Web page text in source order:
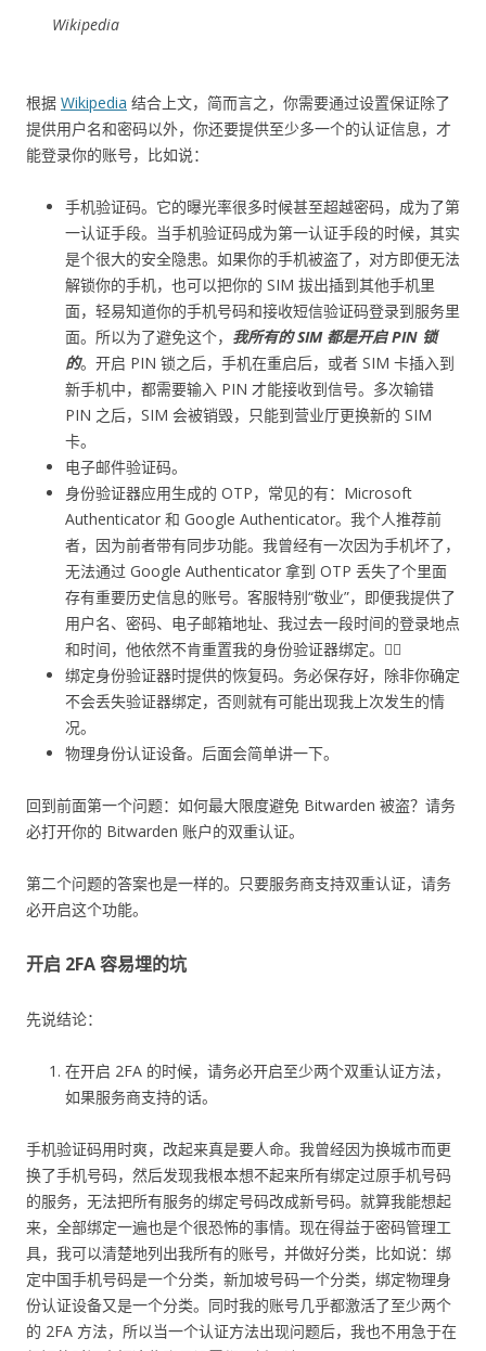
Wikipedia
根据 Wikipedia 结合上文，简而言之，你需要通过设置保证除了
提供用户名和密码以外，你还要提供至少多一个的认证信息，才
能登录你的账号，比如说：
手机验证码。它的曝光率很多时候甚至超越密码，成为了第
一认证手段。当手机验证码成为第一认证手段的时候，其实
是个很大的安全隐患。如果你的手机被盗了，对方即便无法
解锁你的手机，也可以把你的 SIM 拔出插到其他手机里
面，轻易知道你的手机号码和接收短信验证码登录到服务里
面。所以为了避免这个， 我所有的 SIM 都是开启 PIN 锁
的。开启 PIN 锁之后，手机在重启后，或者 SIM 卡插入到
新手机中，都需要输入 PIN 才能接收到信号。多次输错
PIN 之后，SIM 会被销毁，只能到营业厅更换新的 SIM
卡。
电子邮件验证码。
身份验证器应用生成的 OTP，常见的有：Microsoft
Authenticator 和 Google Authenticator。我个人推荐前
者，因为前者带有同步功能。我曾经有一次因为手机坏了，
无法通过 Google Authenticator 拿到 OTP 丢失了个里面
存有重要历史信息的账号。客服特别“敬业”，即便我提供了
用户名、密码、电子邮箱地址、我过去一段时间的登录地点
和时间，他依然不肯重置我的身份验证器绑定。🤦‍♂️
绑定身份验证器时提供的恢复码。务必保存好，除非你确定
不会丢失验证器绑定，否则就有可能出现我上次发生的情
况。
物理身份认证设备。后面会简单讲一下。
回到前面第一个问题：如何最大限度避免 Bitwarden 被盗？请务
必打开你的 Bitwarden 账户的双重认证。
第二个问题的答案也是一样的。只要服务商支持双重认证，请务
必开启这个功能。
开启 2FA 容易埋的坑
先说结论：
在开启 2FA 的时候，请务必开启至少两个双重认证方法，
如果服务商支持的话。
手机验证码用时爽，改起来真是要人命。我曾经因为换城市而更
换了手机号码，然后发现我根本想不起来所有绑定过原手机号码
的服务，无法把所有服务的绑定号码改成新号码。就算我能想起
来，全部绑定一遍也是个很恐怖的事情。现在得益于密码管理工
具，我可以清楚地列出我所有的账号，并做好分类，比如说：绑
定中国手机号码是一个分类，新加坡号码一个分类，绑定物理身
份认证设备又是一个分类。同时我的账号几乎都激活了至少两个
的 2FA 方法，所以当一个认证方法出现问题后，我也不用急于在